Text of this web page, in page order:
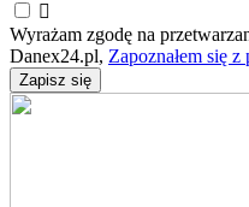

Wyrażam zgodę na
Danex24.pl, Zapoznałem się